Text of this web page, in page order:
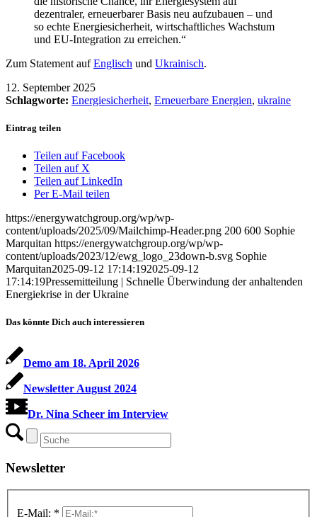
dezentraler, erneuerbarer Basis neu aufzubauen – und
so echte Energiesicherheit, wirtschaftliches Wachstum
und EU-Integration zu erreichen.“
Zum Statement aufEnglisch und Ukrainisch.
12. September 2025
Schlagworte: Energiesicherheit, Erneuerbare Energien, ukraine
Eintrag teilen
Teilen auf Facebook
Teilen auf X
Teilen auf LinkedIn
Per E-Mail teilen
https://energywatchgroup.org/wp/wp-
content/uploads/2025/09/Mailchimp-Header.png 200 600 Sophie
Marquitan https://energywatchgroup.org/wp/wp-
content/uploads/2023/12/ewg_logo_23down-b.svg Sophie
Marquitan2025-09-12 17:14:192025-09-12
17:14:19Pressemitteilung | Schnelle Überwindung der anhaltenden
Energiekrise in der Ukraine
Das könnte Dich auch interessieren
Demo am 18. April 2026
Newsletter August 2024
Dr. Nina Scheer im Interview
Newsletter
E-Mail: *